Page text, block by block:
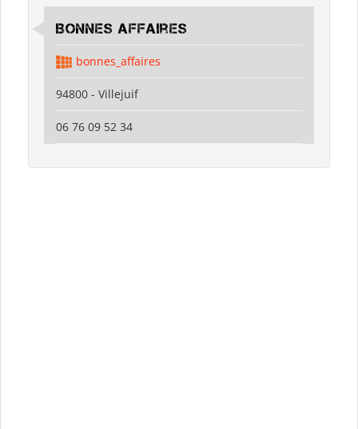
Bonnes Affaires
bonnes_affaires
94800 - Villejuif
06 76 09 52 34